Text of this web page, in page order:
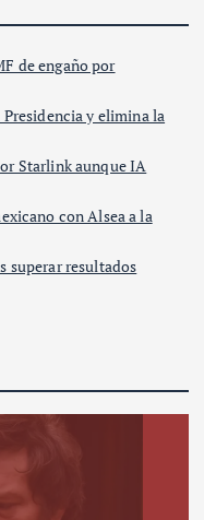
de engaño por
y elimina la
Starlink aunque IA
con Alsea a la
superar resultados